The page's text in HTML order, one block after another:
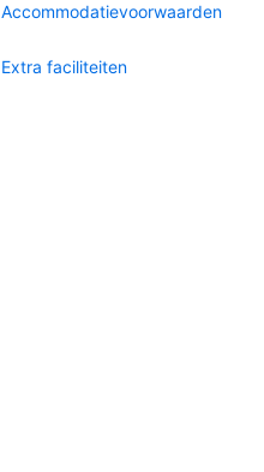
Accommodatievoorwaarden
Extra faciliteiten